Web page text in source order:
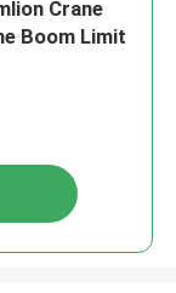
Crane
Boom Limit